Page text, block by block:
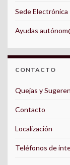
Sede Electrónica
Ayudas
CONTACTO
Quejas y
Contacto
Localización
Teléfonos de